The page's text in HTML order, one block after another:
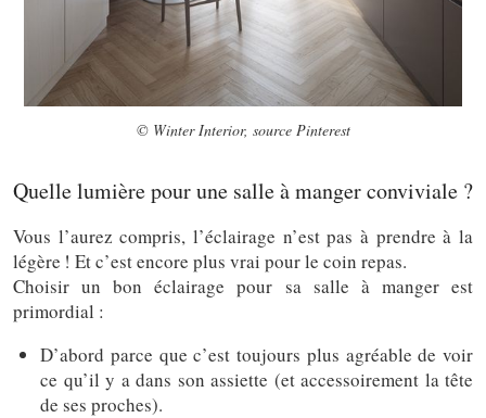
© Winter Interior, source Pinterest
Quelle lumière pour une salle à manger conviviale ?
Vous l’aurez compris, l’éclairage n’est pas à prendre à la
légère ! Et c’est encore plus vrai pour le coin repas.
Choisir un bon éclairage pour sa salle à manger est
primordial :
D’abord parce que c’est toujours plus agréable de voir
ce qu’il y a dans son assiette (et accessoirement la tête
de ses proches).